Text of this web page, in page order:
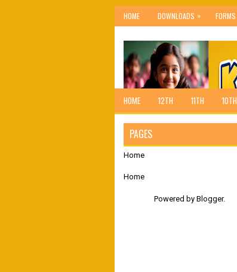
HOME DOWNLOADS » FORMS
HOME 12TH 11TH 10TH
PAGES
Home
Home
Powered by Blogger.